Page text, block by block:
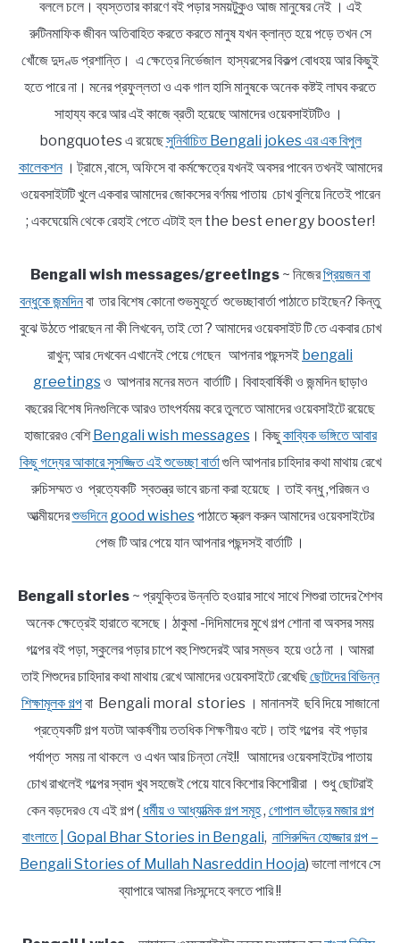
বললে চলে। ব্যস্ততার কারণে বই পড়ার সময়টুকুও আজ মানুষের নেই । এই
রুটিনমাফিক জীবন অতিবাহিত করতে করতে মানুষ যখন ক্লান্ত হয়ে পড়ে তখন সে
খোঁজে দুদণ্ড প্রশান্তি। এ ক্ষেত্রে নির্ভেজাল হাস্যরসের বিকল্প বোধহয় আর কিছুই
হতে পারে না। মনের প্রফুল্লতা ও এক গাল হাসি মানুষকে অনেক কষ্টই লাঘব করতে
সাহায্য করে আর এই কাজে ব্রতী হয়েছে আমাদের ওয়েবসাইটটিও ।
bongquotes এ রয়েছেসুনির্বাচিত Bengali jokes এর এক বিপুল
কালেকশন। ট্রামে ,বাসে, অফিসে বা কর্মক্ষেত্রে যখনই অবসর পাবেন তখনই আমাদের
ওয়েবসাইটটি খুলে একবার আমাদের জোকসের বর্ণময় পাতায় চোখ বুলিয়ে নিতেই পারেন
; একঘেয়েমি থেকে রেহাই পেতে এটাই হল the best energy booster!
Bengali wish messages/greetings~ নিজেরপ্রিয়জন বা
বন্ধুকে জন্মদিনবা তার বিশেষ কোনো শুভমুহূর্তে শুভেচ্ছাবার্তা পাঠাতে চাইছেন? কিন্তু
বুঝে উঠতে পারছেন না কী লিখবেন, তাই তো ? আমাদের ওয়েবসাইট টি তে একবার চোখ
রাখুন; আর দেখবেন এখানেই পেয়ে গেছেন আপনার পছন্দসই bengali
greetingsও আপনার মনের মতন বার্তাটি। বিবাহবার্ষিকী ও জন্মদিন ছাড়াও
বছরের বিশেষ দিনগুলিকে আরও তাৎপর্যময় করে তুলতে আমাদের ওয়েবসাইটে রয়েছে
হাজারেরও বেশিBengali wish messages। কিছুকাব্যিক ভঙ্গিতে আবার
কিছু গদ্যের আকারে সুসজ্জিত এই শুভেচ্ছা বার্তাগুলি আপনার চাহিদার কথা মাথায় রেখে
রুচিসম্মত ও প্রত্যেকটি স্বতন্ত্র ভাবে রচনা করা হয়েছে । তাই বন্ধু ,পরিজন ও
আত্মীয়দেরশুভদিনে good wishesপাঠাতে স্ক্রল করুন আমাদের ওয়েবসাইটের
পেজ টি আর পেয়ে যান আপনার পছন্দসই বার্তাটি ।
Bengali stories ~ প্রযুক্তির উন্নতি হওয়ার সাথে সাথে শিশুরা তাদের শৈশব
অনেক ক্ষেত্রেই হারাতে বসেছে। ঠাকুমা -দিদিমাদের মুখে গল্প শোনা বা অবসর সময়
গল্পের বই পড়া, স্কুলের পড়ার চাপে বহু শিশুদেরই আর সম্ভব হয়ে ওঠে না । আমরা
তাই শিশুদের চাহিদার কথা মাথায় রেখে আমাদের ওয়েবসাইটে রেখেছিছোটদের বিভিন্ন
শিক্ষামূলক গল্পবা Bengali moral stories । মানানসই ছবি দিয়ে সাজানো
প্রত্যেকটি গল্প যতটা আকর্ষণীয় ততধিক শিক্ষণীয়ও বটে। তাই গল্পের বই পড়ার
পর্যাপ্ত সময় না থাকলে ও এখন আর চিন্তা নেই!! আমাদের ওয়েবসাইটের পাতায়
চোখ রাখলেই গল্পের স্বাদ খুব সহজেই পেয়ে যাবে কিশোর কিশোরীরা । শুধু ছোটরাই
কেন বড়দেরও যে এই গল্প ( ধর্মীয় ও আধ্যাত্মিক গল্প সমূহ, গোপাল ভাঁড়ের মজার গল্প
বাংলাতে | Gopal Bhar Stories in Bengali, নাসিরুদ্দিন হোজ্জার গল্প –
Bengali Stories of Mullah Nasreddin Hooja) ভালো লাগবে সে
ব্যাপারে আমরা নিঃসন্দেহে বলতে পারি !!